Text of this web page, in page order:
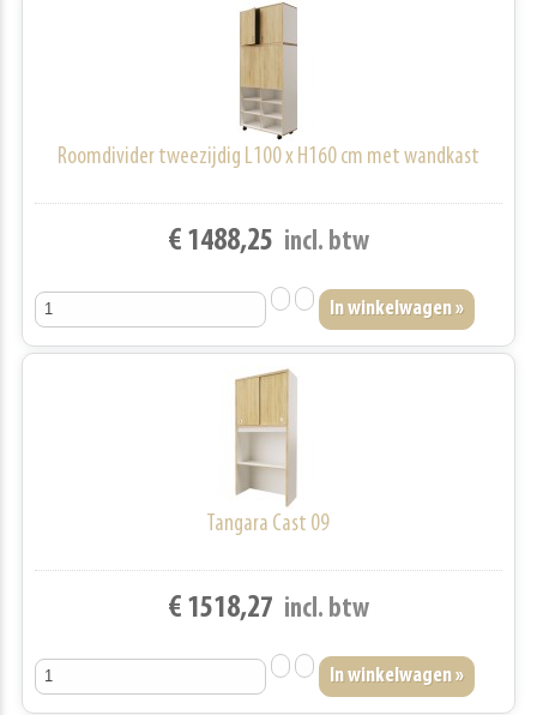
Roomdivider tweezijdig L100 x H160 cm met wandkast
€ 1488,25 incl. btw
Tangara Cast 09
€ 1518,27 incl. btw